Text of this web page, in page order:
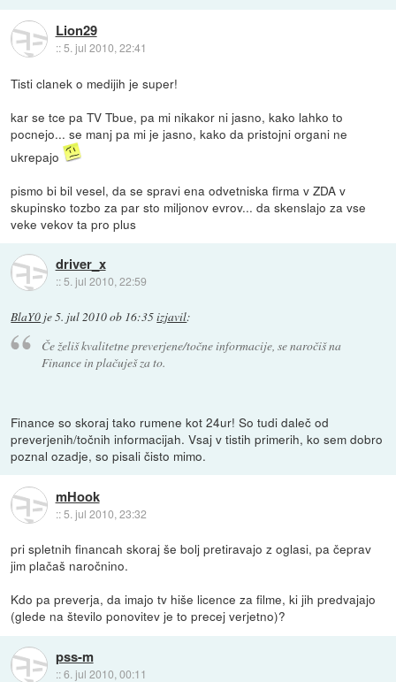
Lion29
::5. jul 2010, 22:41
Tisti clanek o medijih je super!
kar se tce pa TV Tbue, pa mi nikakor ni jasno, kako lahko to
pocnejo... se manj pa mi je jasno, kako da pristojni organi ne
ukrepajo
pismo bi bil vesel, da se spravi ena odvetniska firma v ZDA v
skupinsko tozbo za par sto miljonov evrov... da skenslajo za vse
veke vekov ta pro plus
driver_x
:: 5. jul 2010, 22:59
BlaY0 je5. jul 2010 ob 16:35izjavil:
Če želiš kvalitetne preverjene/točne informacije, se naročiš na
Finance in plačuješ za to.
Finance so skoraj tako rumene kot 24ur! So tudi daleč od
preverjenih/točnih informacijah. Vsaj v tistih primerih, ko sem dobro
poznal ozadje, so pisali čisto mimo.
mHook
::5. jul 2010, 23:32
pri spletnih financah skoraj še bolj pretiravajo z oglasi, pa čeprav
jim plačaš naročnino.
Kdo pa preverja, da imajo tv hiše licence za filme, ki jih predvajajo
(glede na število ponovitev je to precej verjetno)?
pss-m
::6. jul 2010, 00:11